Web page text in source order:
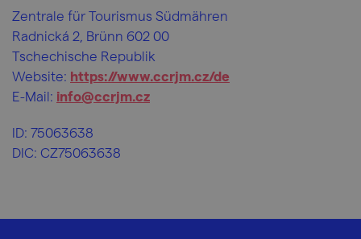
Zentrale für Tourismus Südmähren
Radnická 2, Brünn 602 00
Tschechische Republik
Website: https://www.ccrjm.cz/de
E-Mail: info@ccrjm.cz
ID: 75063638
DIC: CZ75063638